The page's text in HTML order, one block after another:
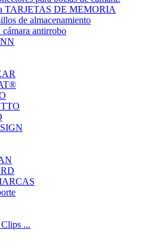
TARJETAS DE MEMORIA
de almacenamiento
cámara antirrobo
Clips ...